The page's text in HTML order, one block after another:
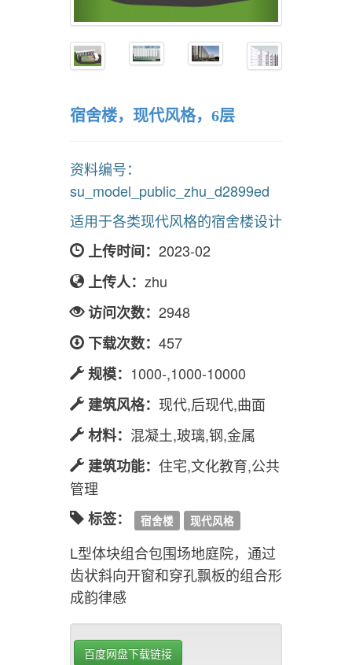
宿舍楼，现代风格，6层
资料编号：
su_model_public_zhu_d2899ed
适用于各类现代风格的宿舍楼设计
上传时间： 2023-02
上传人： zhu
访问次数： 2948
下载次数： 457
规模： 1000-,1000-10000
建筑风格： 现代,后现代,曲面
材料： 混凝土,玻璃,钢,金属
建筑功能： 住宅,文化教育,公共
管理
标签：
宿舍楼 现代风格
L型体块组合包围场地庭院，通过
齿状斜向开窗和穿孔飘板的组合形
成韵律感
百度网盘下载链接